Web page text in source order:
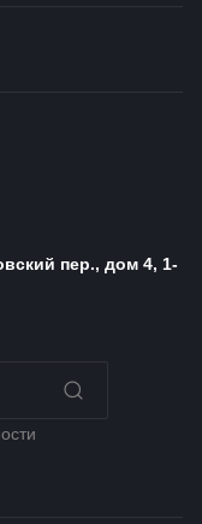
пер., дом 4, 1-